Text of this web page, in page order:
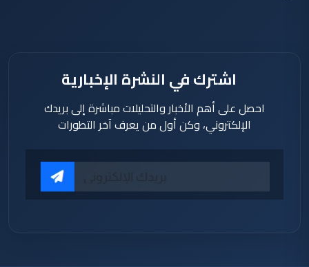
اشترك في النشرة الإخبارية
احصل على أهم الأخبار والتحليلات مباشرة إلى بريدك
الإلكتروني، وكن أول من يعرف آخر التطورات